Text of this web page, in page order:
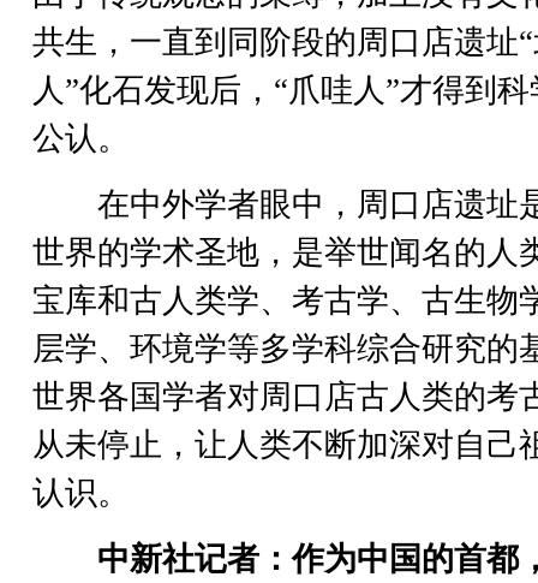
共生，一直到同阶段的周口店遗址
人”化石发现后，“爪哇人”才得到
公认。
在中外学者眼中，周口店遗址
世界的学术圣地，是举世闻名的人
宝库和古人类学、考古学、古生物
层学、环境学等多学科综合研究的
世界各国学者对周口店古人类的考
从未停止，让人类不断加深对自己
认识。
中新社记者：作为中国的首都